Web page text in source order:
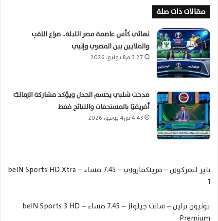
مقالات ذات صلة
نهائي كأس عاصمة مصر الليلة.. صراع اللقب
والملايين بين المصري وإنبي
3:27 م8 يونيو، 2026
مدحت شلبي يحسم الجدل ويؤكد مشاركة الزمالك
أفريقيًا بالمستحقات والنتائج فقط
4:43 ص4 يونيو، 2026
باير ليفركوزن – فرينكفاروزي – 7.45 مساء – beIN Sports HD Xtra
1
يونيون برلين – سانت جيلواز – 7.45 مساء – beIN Sports 3 HD
Premium